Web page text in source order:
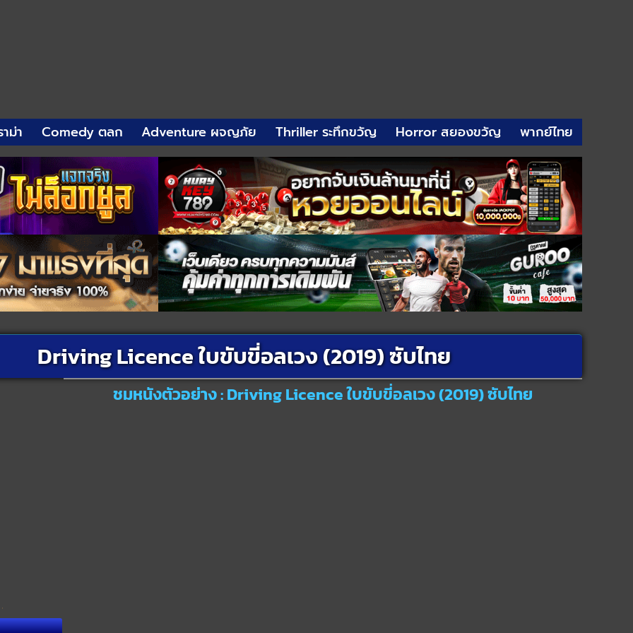
ม่า Comedy ตลก Adventure ผจญภัย Thriller ระทึกขวัญ Horror สยองขวัญ พากย์ไทย
Driving Licence ใบขับขี่อลเวง (2019) ซับไทย
ชมหนังตัวอย่าง : Driving Licence ใบขับขี่อลเวง (2019) ซับไทย